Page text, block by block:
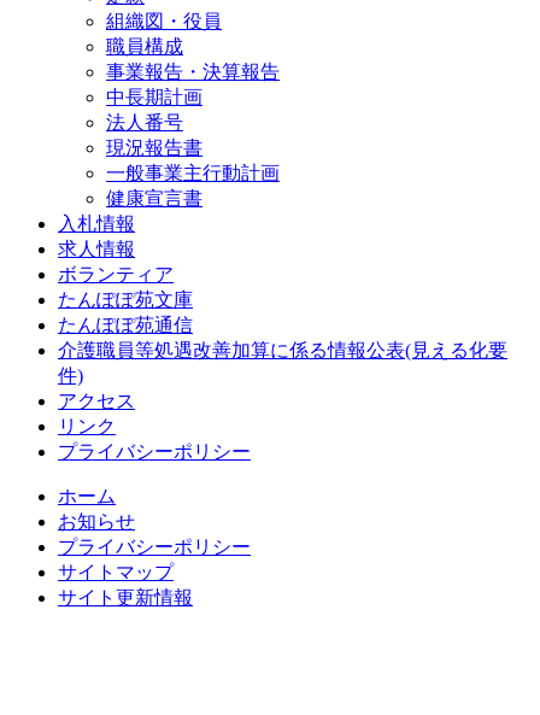
組織図・役員
職員構成
事業報告・決算報告
中長期計画
法人番号
現況報告書
一般事業主行動計画
健康宣言書
入札情報
求人情報
ボランティア
たんぽぽ苑文庫
たんぽぽ苑通信
介護職員等処遇改善加算に係る情報公表(見える化要
件)
アクセス
リンク
プライバシーポリシー
ホーム
お知らせ
プライバシーポリシー
サイトマップ
サイト更新情報